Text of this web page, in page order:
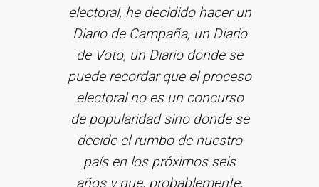
electoral, he decidido hacer un
Diario de Campaña, un Diario
de Voto, un Diario donde se
puede recordar que el proceso
electoral no es un concurso
de popularidad sino donde se
decide el rumbo de nuestro
país en los próximos seis